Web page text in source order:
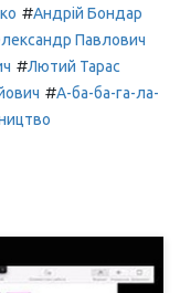
#Андрій Бондар
Павлович
#Лютий Тарас
#А-ба-ба-га-ла-